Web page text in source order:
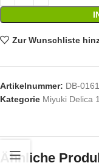
Zur Wunschliste
Artikelnummer: DB-0161
Kategorie Miyuki Delica
Ähnliche